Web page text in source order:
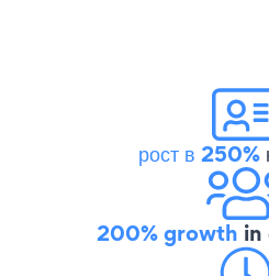
рост в 250%
200% growth in